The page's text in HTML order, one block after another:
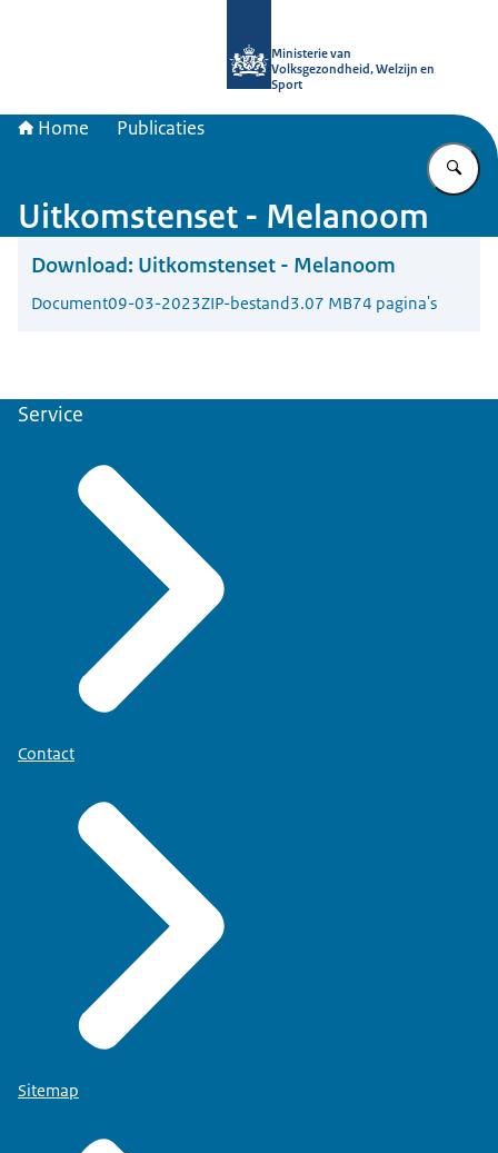
Ministerie van
Volksgezondheid, Welzijn en
Sport
Home Publicaties
Uitkomstenset - Melanoom
Download: Uitkomstenset - Melanoom
Document09-03-2023ZIP-bestand3.07 MB74 pagina's
Service
Contact
Sitemap